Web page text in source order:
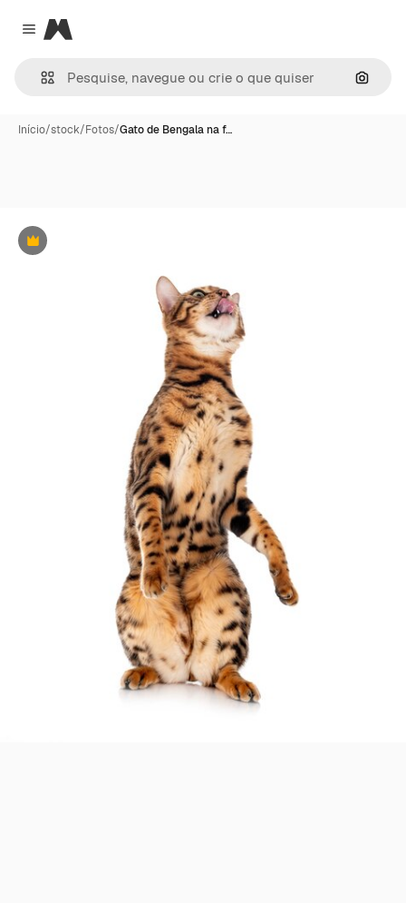
Close menu
Magnific
Início/stock/Fotos/Gato de Bengala na f…
Premium